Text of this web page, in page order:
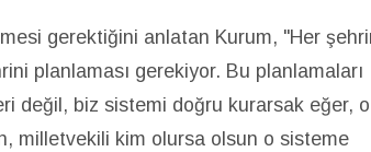
gerektiğini anlatan Kurum, "Her
planlaması gerekiyor. Bu planlamaları
değil, biz sistemi doğru kurarsak eğer, o
milletvekili kim olursa olsun o sisteme